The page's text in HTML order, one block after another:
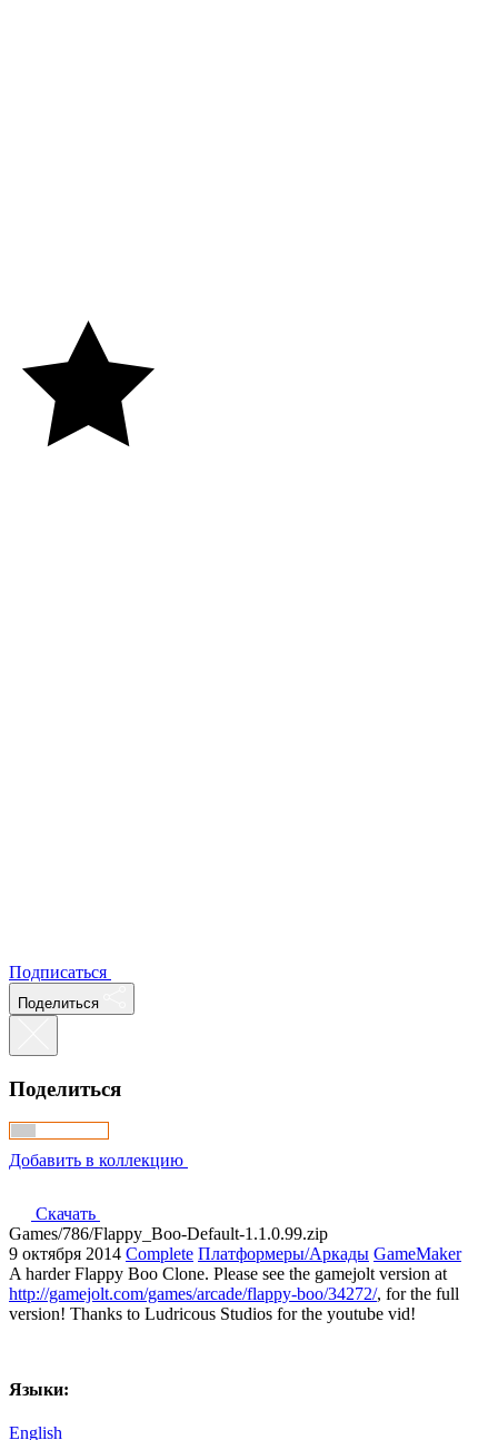
Подписаться
Поделиться
Поделиться
Добавить в коллекцию
Скачать
Games/786/Flappy_Boo-Default-1.1.0.99.zip
9 октября 2014 Complete Платформеры/Аркады GameMaker
A harder Flappy Boo Clone. Please see the gamejolt version at
http://gamejolt.com/games/arcade/flappy-boo/34272/, for the full
version! Thanks to Ludricous Studios for the youtube vid!
Языки:
English